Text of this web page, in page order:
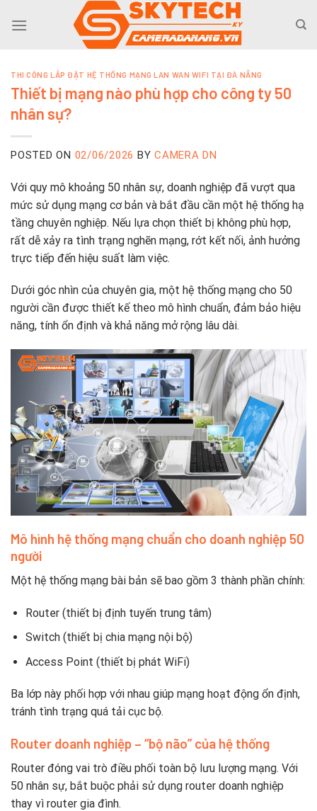
THI CÔNG LẮP ĐẶT HỆ THỐNG MẠNG LAN WAN WIFI TẠI ĐÀ NẴNG
Thiết bị mạng nào phù hợp cho công ty 50
nhân sự?
POSTED ON 02/06/2026 BY CAMERA DN
Với quy mô khoảng 50 nhân sự, doanh nghiệp đã vượt qua
mức sử dụng mạng cơ bản và bắt đầu cần một hệ thống hạ
tầng chuyên nghiệp. Nếu lựa chọn thiết bị không phù hợp,
rất dễ xảy ra tình trạng nghẽn mạng, rớt kết nối, ảnh hưởng
trực tiếp đến hiệu suất làm việc.
Dưới góc nhìn của chuyên gia, một hệ thống mạng cho 50
người cần được thiết kế theo mô hình chuẩn, đảm bảo hiệu
năng, tính ổn định và khả năng mở rộng lâu dài.
Mô hình hệ thống mạng chuẩn cho doanh nghiệp 50
người
Một hệ thống mạng bài bản sẽ bao gồm 3 thành phần chính:
Router (thiết bị định tuyến trung tâm)
Switch (thiết bị chia mạng nội bộ)
Access Point (thiết bị phát WiFi)
Ba lớp này phối hợp với nhau giúp mạng hoạt động ổn định,
tránh tình trạng quá tải cục bộ.
Router doanh nghiệp – “bộ não” của hệ thống
Router đóng vai trò điều phối toàn bộ lưu lượng mạng. Với
50 nhân sự, bắt buộc phải sử dụng router doanh nghiệp
thay vì router gia đình.